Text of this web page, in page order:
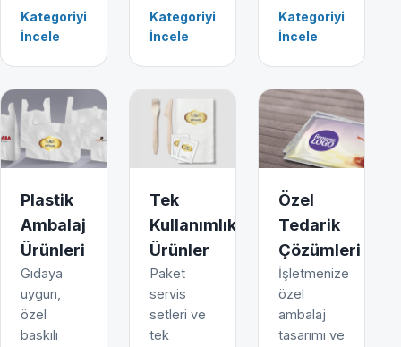
Kategoriyi
İncele
Kategoriyi
İncele
Kategoriyi
İncele
Plastik
Ambalaj
Ürünleri
Gıdaya
uygun,
özel
baskılı
Tek
Kullanımlık
Ürünler
Paket
servis
setleri ve
tek
Özel
Tedarik
Çözümleri
İşletmenize
özel
ambalaj
tasarımı ve